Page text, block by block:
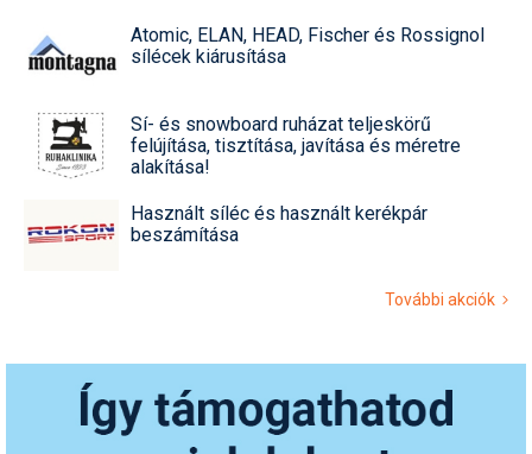
Atomic, ELAN, HEAD, Fischer és Rossignol
sílécek kiárusítása
Sí- és snowboard ruházat teljeskörű
felújítása, tisztítása, javítása és méretre
alakítása!
Használt síléc és használt kerékpár
beszámítása
További akciók